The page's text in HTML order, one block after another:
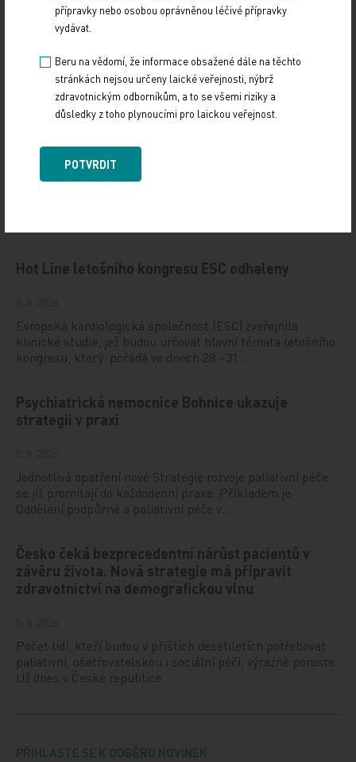
Doporučené
Hot Line letošního kongresu ESC odhaleny
Evropská kardiologická společnost (ESC) zveřejnila
klinické studie, jež budou určovat hlavní témata letošního
kongresu, který pořádá ve dnech 28.–31…
Psychiatrická nemocnice Bohnice ukazuje
strategii v praxi
Jednotlivá opatření nové Strategie rozvoje paliativní péče
se již promítají do každodenní praxe. Příkladem je
Oddělení podpůrné a paliativní péče v…
Česko čeká bezprecedentní nárůst pacientů v
závěru života. Nová strategie má připravit
zdravotnictví na demografickou vlnu
Počet lidí, kteří budou v příštích desetiletích potřebovat
paliativní, ošetřovatelskou i sociální péči, výrazně poroste.
Už dnes v České republice…
PŘIHLASTE SE K ODBĚRU NOVINEK.
přípravky nebo osobou oprávněnou léčivé přípravky
vydávat.
Beru na vědomí, že informace obsažené dále na těchto
stránkách nejsou určeny laické veřejnosti, nýbrž
zdravotnickým odborníkům, a to se všemi riziky a
důsledky z toho plynoucími pro laickou veřejnost.
POTVRDIT